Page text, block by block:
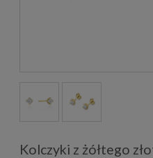
Kolczyki z żółtego